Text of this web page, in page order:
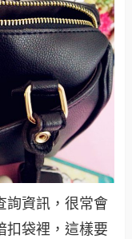
資訊，很常會
扣袋裡，這樣要